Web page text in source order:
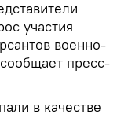
участия
военно-
пресс-
в качестве